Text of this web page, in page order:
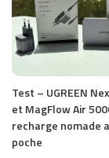
Test – UGREEN
et MagFlow Air
recharge nomade
poche